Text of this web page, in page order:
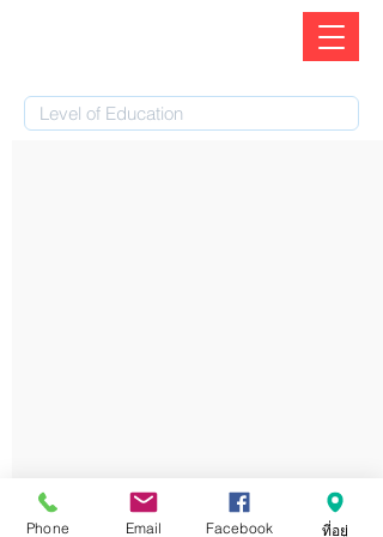
Phone Email Facebook ที่อยู่